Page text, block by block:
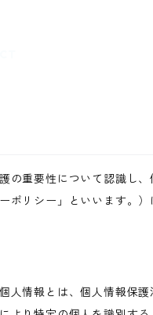
の重要性について認識し
ポリシー」といいます。
人情報とは、個人情報保